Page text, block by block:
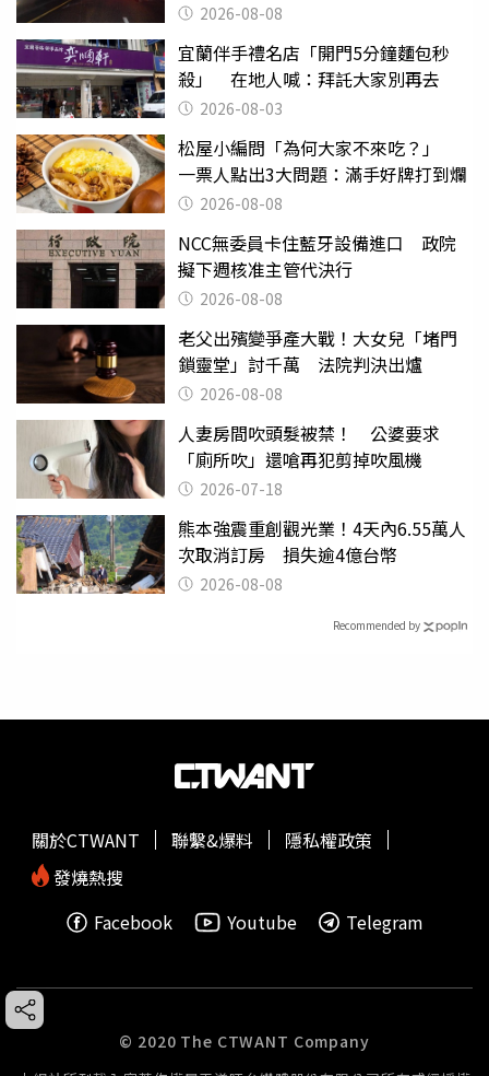
2026-08-08
宜蘭伴手禮名店「開門5分鐘麵包秒
殺」 在地人喊：拜託大家別再去
2026-08-03
松屋小編問「為何大家不來吃？」
一票人點出3大問題：滿手好牌打到爛
2026-08-08
NCC無委員卡住藍牙設備進口 政院
擬下週核准主管代決行
2026-08-08
老父出殯變爭產大戰！大女兒「堵門
鎖靈堂」討千萬 法院判決出爐
2026-08-08
人妻房間吹頭髮被禁！ 公婆要求
「廁所吹」還嗆再犯剪掉吹風機
2026-07-18
熊本強震重創觀光業！4天內6.55萬人
次取消訂房 損失逾4億台幣
2026-08-08
Recommended by
關於CTWANT 聯繫&爆料
隱私權政策
發燒熱搜
Facebook
Youtube Telegram
© 2020 The CTWANT Company